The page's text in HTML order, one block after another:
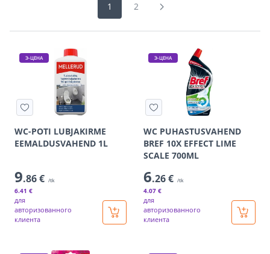
1 2
Э-ЦЕНА
WC-POTI LUBJAKIRME
EEMALDUSVAHEND 1L
9.86 € /tk
6.41 €
для
авторизованного
клиента
Э-ЦЕНА
WC PUHASTUSVAHEND
BREF 10X EFFECT LIME
SCALE 700ML
6.26 € /tk
4.07 €
для
авторизованного
клиента